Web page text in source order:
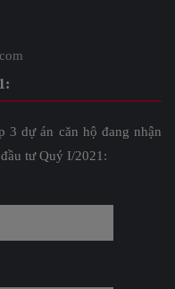
3 dự án căn hộ đang nhận
tư Quý I/2021: